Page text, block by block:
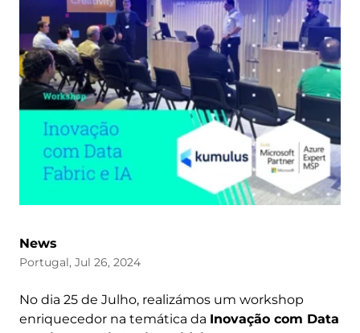
News
Portugal, Jul 26, 2024
No dia 25 de Julho, realizámos um workshop
enriquecedor na temática da Inovação com Data